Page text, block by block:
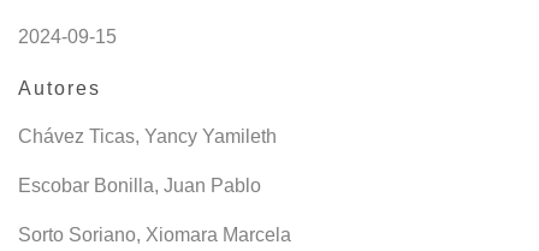
2024-09-15
Autores
Chávez Ticas, Yancy Yamileth
Escobar Bonilla, Juan Pablo
Sorto Soriano, Xiomara Marcela